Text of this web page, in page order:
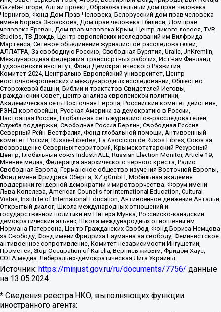
Gazeta-Europe, Алтай проект, Образовательный дом прав человека
Чернигов, Фонд Дом Прав Человека, Белорусский дом прав человека
имени Бориса Звозскова, Дом прав человека Тбилиси, Дом прав
человека Ереван, Дом прав человека Крым, Центр дикого лосося, TVR
Studios, ТВ Дождь, Центр европейских исследований им Вилфрида
Мартенса, Сетевое объединение журналистов расследователей,
АЛЛАТРА, За свободную Россию, Свободная Бурятия, Uralic, UnKremlin,
Международная федерация транспортных рабочих, ИстЧам Финланд,
Гудзоновский институт, Фонд Демократического Развития,
Комитет-2024, Центрально-Европейский университет, Центр
восточноевропейских и международных исследований, Общество
Сторожевой башни, Библии и трактатов Свидетелей Иеговы,
Гражданский Совет, Центр анализа европейской политики,
Академическая сеть Восточная Европа, Российский комитет действия,
РЭНД корпорейшн, Русская Америка за демократию в России,
Настоящая Россия, Глобальная сеть журналистов-расследователей,
Служба поддержки, Свободная Россия Берлин, Свободная Россия
Северный Рейн-Вестфалия, Фонд глобальной помощи, Антивоенный
комитет России, Russie-Libertes, La Asocicion de Rusos Libres, Союз за
возвращение Северных территорий, Крымскотатарский Ресурсный
Центр, Глобальный союз IndustriALL, Russian Election Monitor, Article 19,
Мнение медиа, Федерация анархического черного креста, Радио
Свободная Европа, Германское общество изучения Восточной Европы,
Фонд имени Фридриха Эберта, XZ gGmbH, Мобильная академия
поддержки гендерной демократии и миротворчества, Форум имени
Льва Копелева, American Councils for International Education, Cultural
Vistas, Institute of International Education, Антивоенное движение Антальи,
Открытый диалог, Школа международных отношений и
государственной политики им Питера Мунка, Российско-канадский
демократический альянс, Школа международных отношений им
Нормана Патерсона, Центр Гражданских Свобод, Фонд Бориса Немцова
за Свободу, Фонд имени Фридриха Науманна за свободу, Феминистское
антивоенное сопротивление, Комитет независимости Ингушетии,
Прометей, Stop Occupation of Karelia, Вернись живым, Фридом Хаус,
СОТА медиа, Либерально-демократическая Лига Украины
Источник: https://minjust.gov.ru/ru/documents/7756/ данные
на 13.05.2024
* Сведения реестра НКО, выполняющих функции
иностранного агента: